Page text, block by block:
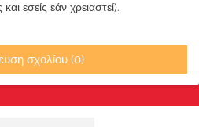
εσείς εάν χρειαστεί).
σχολίου (0)